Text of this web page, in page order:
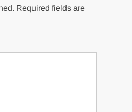
Required fields are